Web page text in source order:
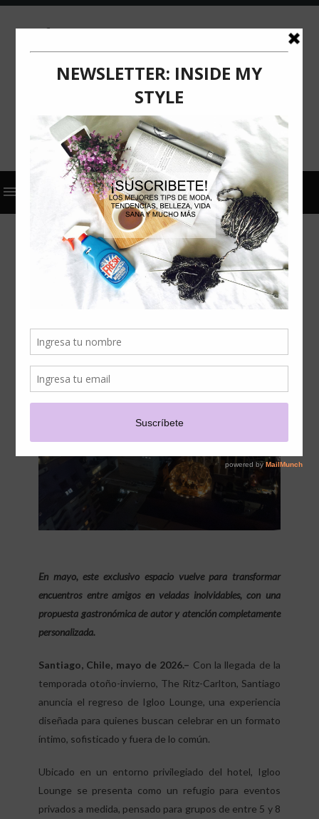
ACTUALIZACIÓN COMUNICADO DE PRENSA
IGLOO LOUNGE VUELVE A
ENCENDER LAS NOCHES EN
THE RITZ-CARLTON,
SANTIAGO
En mayo, este exclusivo espacio vuelve para transformar
encuentros entre amigos en veladas inolvidables, con una
propuesta gastronómica de autor y atención completamente
personalizada.
Santiago, Chile, mayo de 2026.– Con la llegada de la
temporada otoño-invierno, The Ritz-Carlton, Santiago
anuncia el regreso de Igloo Lounge, una experiencia
diseñada para quienes buscan celebrar en un formato
íntimo, sofisticado y fuera de lo común.
Ubicado en un entorno privilegiado del hotel, Igloo
Lounge se presenta como un refugio para eventos
privados a medida, pensado para grupos de entre 5 y 8